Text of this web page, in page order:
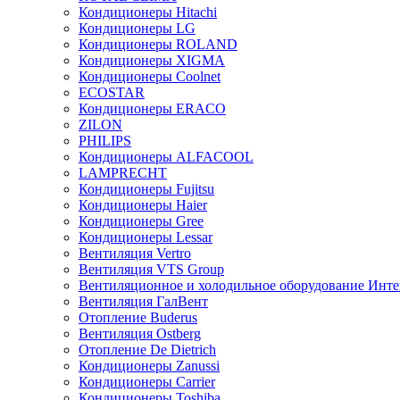
Кондиционеры Hitachi
Кондиционеры LG
Кондиционеры ROLAND
Кондиционеры XIGMA
Кондиционеры Coolnet
ECOSTAR
Кондиционеры ERACO
ZILON
PHILIPS
Кондиционеры ALFACOOL
LAMPRECHT
Кондиционеры Fujitsu
Кондиционеры Haier
Кондиционеры Gree
Кондиционеры Lessar
Вентиляция Vertro
Вентиляция VTS Group
Вентиляционное и холодильное оборудование
Вентиляция ГалВент
Отопление Buderus
Вентиляция Ostberg
Отопление De Dietrich
Кондиционеры Zanussi
Кондиционеры Carrier